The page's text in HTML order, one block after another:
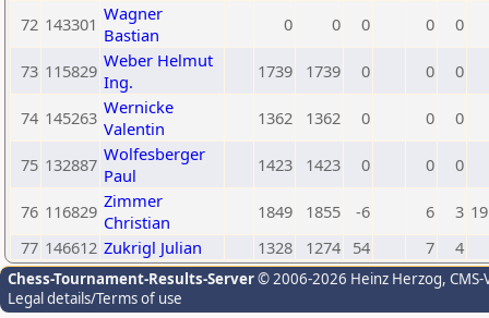
72 143301 Wagner
Bastian
0 0 0 0 0
73 115829 Weber Helmut
Ing.
1739 1739 0 0 0
74 145263 Wernicke
Valentin
1362 1362 0 0 0
75 132887 Wolfesberger
Paul
1423 1423 0 0 0
76 116829 Zimmer
Christian
1849 1855 -6 6 3
77 146612 Zukrigl Julian 1328 1274 54 7 4
Chess-Tournament-Results-Server© 2006-2026 Heinz Herzog,
Legal details/Terms of use